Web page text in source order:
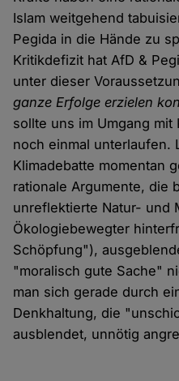
Islam weitgehend
Pegida in die Hände zu
Kritikdefizit hat AfD &
unter dieser
ganze Erfolge erzielen
sollte uns im Umgang
noch einmal unterlaufen.
Klimadebatte momentan
rationale Argumente, die
unreflektierte Natur- und
Ökologiebewegter
Schöpfung"),
"moralisch gute Sache"
man sich gerade durch
Denkhaltung, die
ausblendet, unnötig